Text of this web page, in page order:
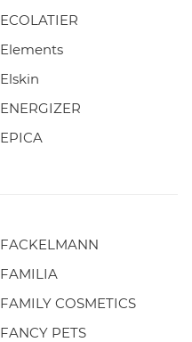
ECOLATIER
Elements
Elskin
ENERGIZER
EPICA
FACKELMANN
FAMILIA
FAMILY COSMETICS
FANCY PETS